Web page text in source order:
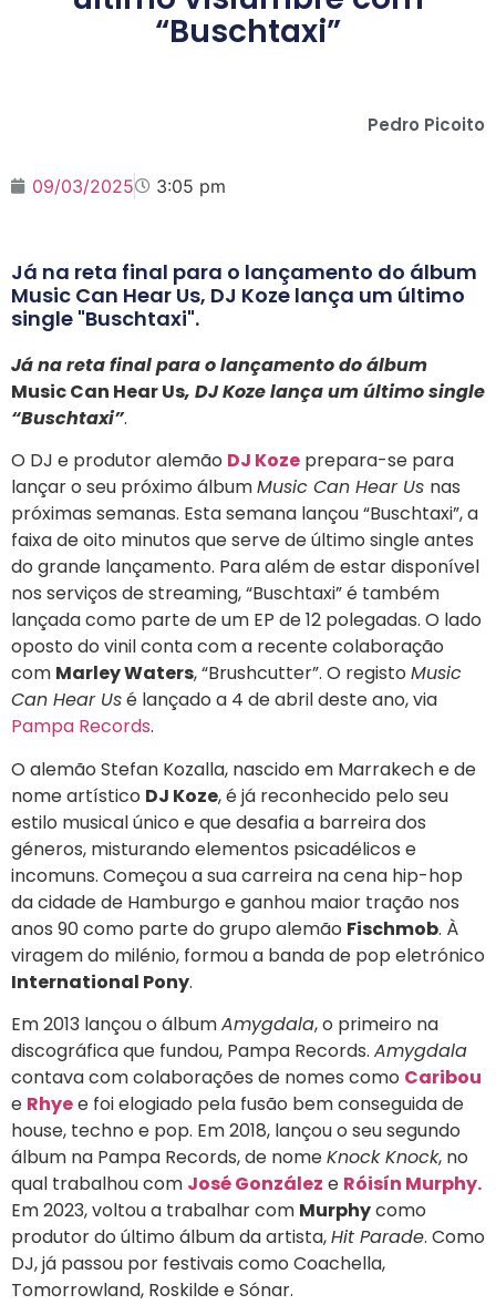
“Buschtaxi”
Pedro Picoito
09/03/2025 3:05 pm
Já na reta final para o lançamento do álbum
Music Can Hear Us, DJ Koze lança um último
single "Buschtaxi".
Já na reta final para o lançamento do álbum
Music Can Hear Us, DJ Koze lança um último single
“Buschtaxi”.
O DJ e produtor alemão DJ Koze prepara-se para
lançar o seu próximo álbumMusic Can Hear Us nas
próximas semanas. Esta semana lançou “Buschtaxi”, a
faixa de oito minutos que serve de último single antes
do grande lançamento. Para além de estar disponível
nos serviços de streaming, “Buschtaxi” é também
lançada como parte de um EP de 12 polegadas. O lado
oposto do vinil conta com a recente colaboração
com Marley Waters, “Brushcutter”. O registo Music
Can Hear Usé lançado a 4 de abril deste ano, via
Pampa Records.
O alemão Stefan Kozalla, nascido em Marrakech e de
nome artístico DJ Koze, é já reconhecido pelo seu
estilo musical único e que desafia a barreira dos
géneros, misturando elementos psicadélicos e
incomuns. Começou a sua carreira na cena hip-hop
da cidade de Hamburgo e ganhou maior tração nos
anos 90 como parte do grupo alemão Fischmob. À
viragem do milénio, formou a banda de pop eletrónico
International Pony.
Em 2013 lançou o álbumAmygdala, o primeiro na
discográfica que fundou, Pampa Records. Amygdala
contava com colaborações de nomes como Caribou
e Rhyee foi elogiado pela fusão bem conseguida de
house, techno e pop. Em 2018, lançou o seu segundo
álbum na Pampa Records, de nomeKnock Knock, no
qual trabalhou com José González e Róisín Murphy.
Em 2023, voltou a trabalhar com Murphycomo
produtor do último álbum da artista,Hit Parade. Como
DJ, já passou por festivais como Coachella,
Tomorrowland, Roskilde e Sónar.